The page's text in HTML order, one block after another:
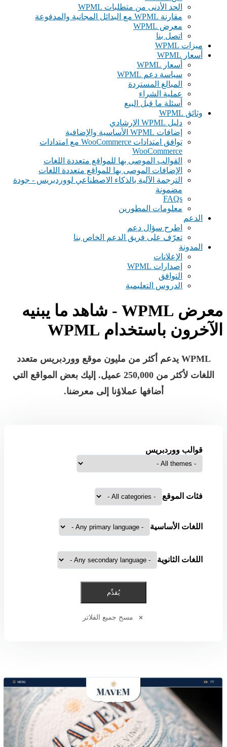
الحد الأدنى من متطلبات WPML
مقارنة WPML مع البدائل المجانية والمدفوعة
معرض WPML
اتصل بنا
ميزات WPML
أسعار WPML
أسعار WPML
سياسة دعم WPML
المبالغ المستردة
عملية الشراء
أسئلة ما قبل البيع
وثائق WPML
دليل WPML الإرشادي
إضافات WPML الأساسية والإضافية
توافق امتدادات WooCommerce مع امتدادات
WooCommerce
القوالب الموصى بها للمواقع متعددة اللغات
الإضافات الموصى بها للمواقع متعددة اللغات
الترجمة الآلية بالذكاء الاصطناعي لووردبريس - جودة
مضمونة
FAQs
معلومات المطورين
الدعم
اطرح سؤال دعم
تعرّف على فريق الدعم الخاص بنا
المدونة
الإعلانات
إصدارات WPML
التوافق
الدروس التعليمية
معرض WPML - شاهد ما يبنيه
الآخرون باستخدام WPML
WPML يدعم أكثر من مليون موقع ووردبريس متعدد
اللغات لأكثر من 250,000 عميل
. إليك بعض المواقع التي
أضافها عملاؤنا إلى معرضنا.
قوالب ووردبريس
فئات الموقع
اللغات الأساسية
اللغات الثانوية
مسح جميع الفلاتر